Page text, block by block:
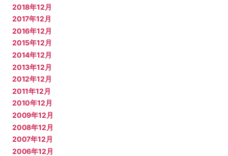
2018年12月
2017年12月
2016年12月
2015年12月
2014年12月
2013年12月
2012年12月
2011年12月
2010年12月
2009年12月
2008年12月
2007年12月
2006年12月